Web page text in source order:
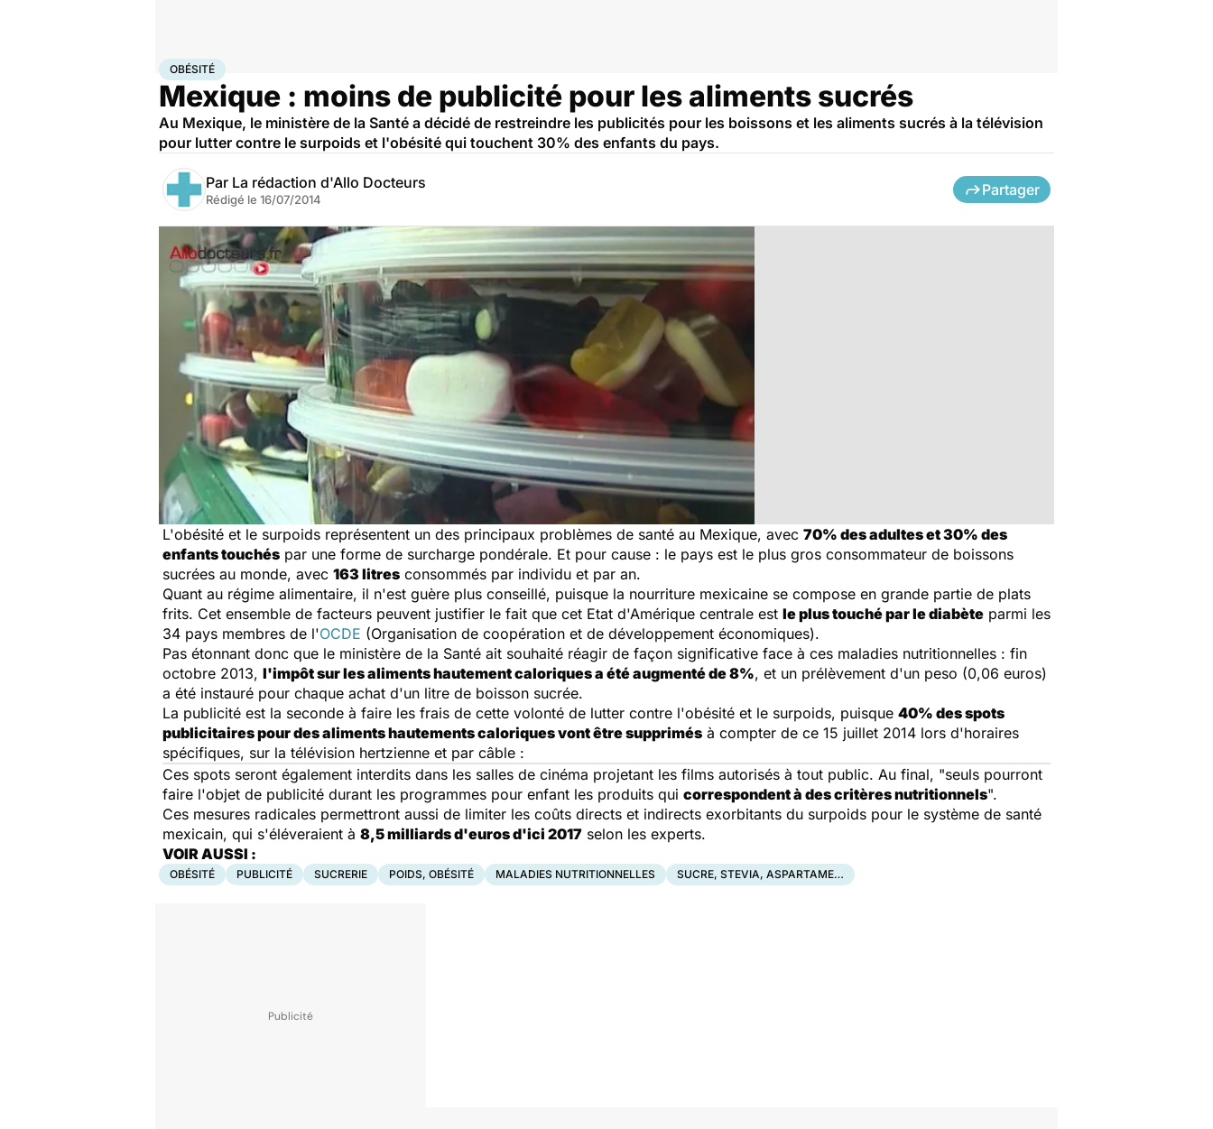
AccueilSanté
OBÉSITÉ
Mexique : moins de publicité pour les aliments sucrés
Au Mexique, le ministère de la Santé a décidé de restreindre les publicités pour les boissons et les aliments sucrés à la télévision
pour lutter contre le surpoids et l'obésité qui touchent 30% des enfants du pays.
Par La rédaction d'Allo Docteurs
Rédigé le 16/07/2014
Partager
L'obésité et le surpoids représentent un des principaux problèmes de santé au Mexique, avec 70% des adultes et 30% des
enfants touchés par une forme de surcharge pondérale. Et pour cause : le pays est le plus gros consommateur de boissons
sucrées au monde, avec 163 litres consommés par individu et par an.
Quant au régime alimentaire, il n'est guère plus conseillé, puisque la nourriture mexicaine se compose en grande partie de plats
frits. Cet ensemble de facteurs peuvent justifier le fait que cet Etat d'Amérique centrale est le plus touché par le diabète parmi les
34 pays membres de l'OCDE (Organisation de coopération et de développement économiques).
Pas étonnant donc que le ministère de la Santé ait souhaité réagir de façon significative face à ces maladies nutritionnelles : fin
octobre 2013, l'impôt sur les aliments hautement caloriques a été augmenté de 8%, et un prélèvement d'un peso (0,06 euros)
a été instauré pour chaque achat d'un litre de boisson sucrée.
La publicité est la seconde à faire les frais de cette volonté de lutter contre l'obésité et le surpoids, puisque 40% des spots
publicitaires pour des aliments hautements caloriques vont être supprimés à compter de ce 15 juillet 2014 lors d'horaires
spécifiques, sur la télévision hertzienne et par câble :
Ces spots seront également interdits dans les salles de cinéma projetant les films autorisés à tout public. Au final, "seuls pourront
faire l'objet de publicité durant les programmes pour enfant les produits qui correspondent à des critères nutritionnels".
Ces mesures radicales permettront aussi de limiter les coûts directs et indirects exorbitants du surpoids pour le système de santé
mexicain, qui s'éléveraient à 8,5 milliards d'euros d'ici 2017 selon les experts.
VOIR AUSSI :
OBÉSITÉ PUBLICITÉ SUCRERIE POIDS, OBÉSITÉ MALADIES NUTRITIONNELLES SUCRE, STEVIA, ASPARTAME…